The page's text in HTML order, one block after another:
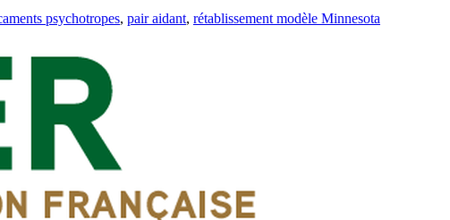
psychotropes, pair aidant, rétablissement modèle Minnesota